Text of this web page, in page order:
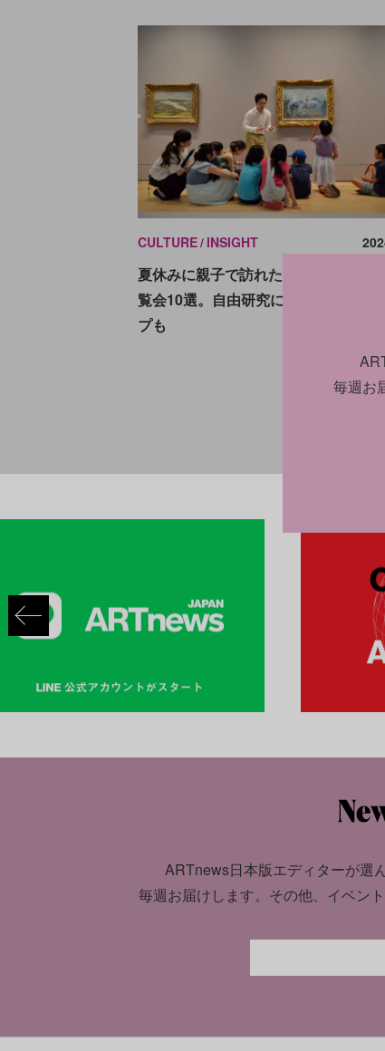
CULTURE INSIGHT
夏休みに親子で訪れたいアートイベン
覧会10選。自由研究に最適なワークシ
プも
ARTnews日本版エディターが選
毎週お届けします。 その他、イベン
毎週お